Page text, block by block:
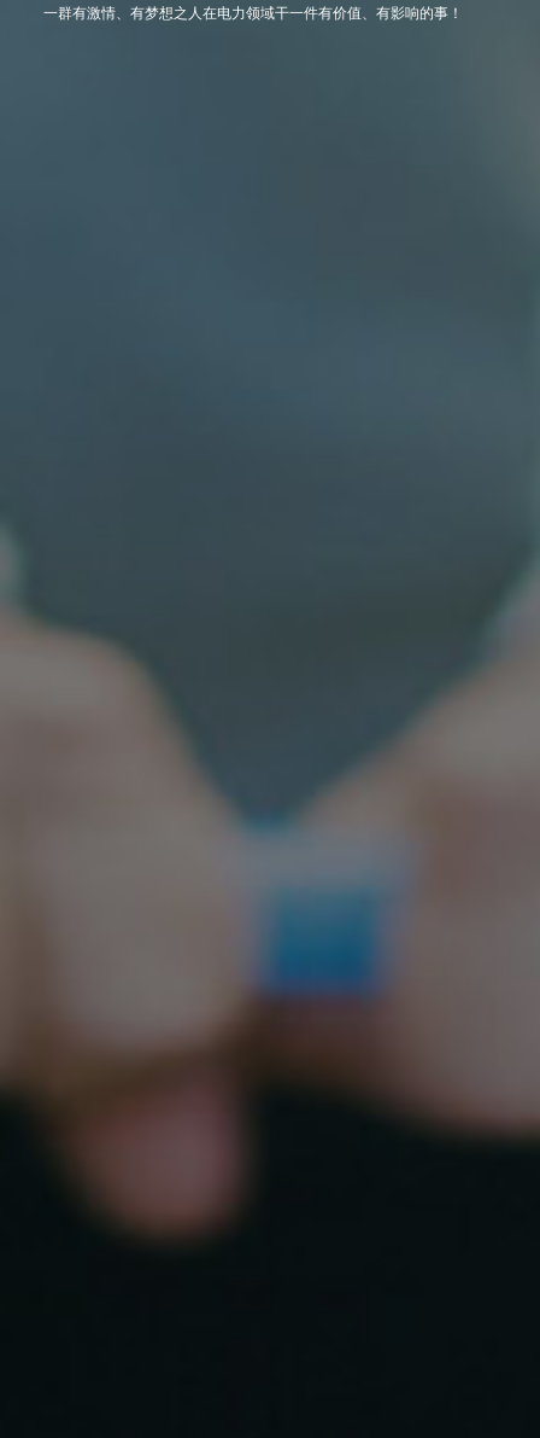
一群有激情、有梦想之人在电力领域干一件有价值、有影响的事！